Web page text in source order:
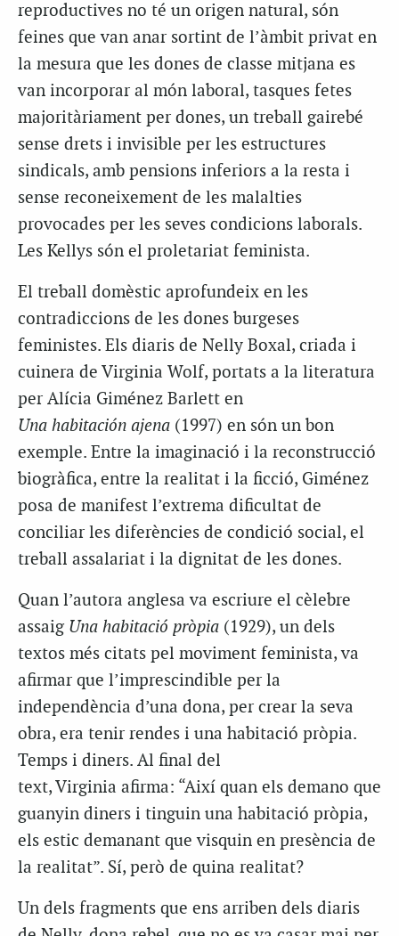
reproductives no té un origen natural, són
feines que van anar sortint de l’àmbit privat en
la mesura que les dones de classe mitjana es
van incorporar al món laboral, tasques fetes
majoritàriament per dones, un treball gairebé
sense drets i invisible per les estructures
sindicals, amb pensions inferiors a la resta i
sense reconeixement de les malalties
provocades per les seves condicions laborals.
Les Kellys són el proletariat feminista.
El treball domèstic aprofundeix en les
contradiccions de les dones burgeses
feministes. Els diaris de Nelly Boxal, criada i
cuinera de Virginia Wolf, portats a la literatura
per Alícia Giménez Barlett en
Una habitación ajena (1997) en són un bon
exemple. Entre la imaginació i la reconstrucció
biogràfica, entre la realitat i la ficció, Giménez
posa de manifest l’extrema dificultat de
conciliar les diferències de condició social, el
treball assalariat i la dignitat de les dones.
Quan l’autora anglesa va escriure el cèlebre
assaig Una habitació pròpia (1929), un dels
textos més citats pel moviment feminista, va
afirmar que l’imprescindible per la
independència d’una dona, per crear la seva
obra, era tenir rendes i una habitació pròpia.
Temps i diners. Al final del
text, Virginia afirma: “Així quan els demano que
guanyin diners i tinguin una habitació pròpia,
els estic demanant que visquin en presència de
la realitat”. Sí, però de quina realitat?
Un dels fragments que ens arriben dels diaris